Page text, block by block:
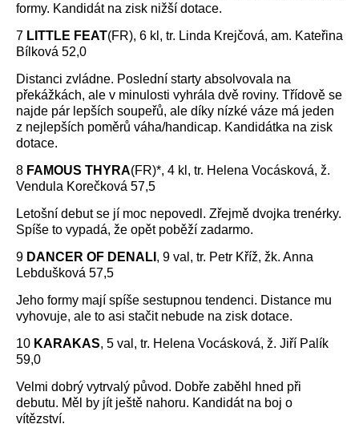
formy. Kandidát na zisk nižší dotace.
7 LITTLE FEAT(FR), 6 kl, tr. Linda Krejčová, am. Kateřina
Bílková 52,0
Distanci zvládne. Poslední starty absolvovala na
překážkách, ale v minulosti vyhrála dvě roviny. Třídově se
najde pár lepších soupeřů, ale díky nízké váze má jeden
z nejlepších poměrů váha/handicap. Kandidátka na zisk
dotace.
8 FAMOUS THYRA(FR)*, 4 kl, tr. Helena Vocásková, ž.
Vendula Korečková 57,5
Letošní debut se jí moc nepovedl. Zřejmě dvojka trenérky.
Spíše to vypadá, že opět poběží zadarmo.
9 DANCER OF DENALI , 9 val, tr. Petr Kříž, žk. Anna
Lebdušková 57,5
Jeho formy mají spíše sestupnou tendenci. Distance mu
vyhovuje, ale to asi stačit nebude na zisk dotace.
10 KARAKAS, 5 val, tr. Helena Vocásková, ž. Jiří Palík
59,0
Velmi dobrý vytrvalý původ. Dobře zaběhl hned při
debutu. Měl by jít ještě nahoru. Kandidát na boj o
vítězství.